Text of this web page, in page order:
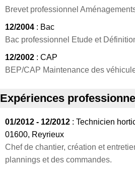
Brevet professionnel
12/2004 : Bac
Bac professionnel Etude et
12/2002 : CAP
BEP/CAP Maintenance des
Expériences
01/2012 - 12/2012 : Technicien
01600, Reyrieux
Chef de chantier, création et
plannings et des commandes.